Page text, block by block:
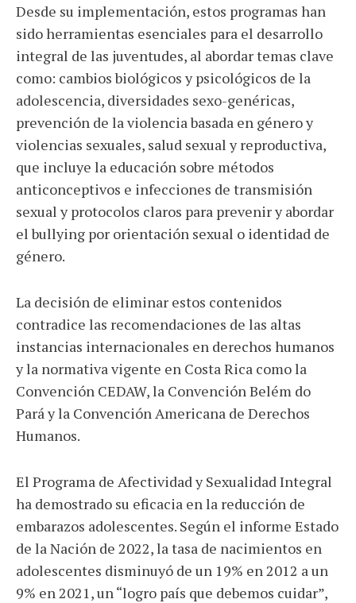
Desde su implementación, estos programas han
sido herramientas esenciales para el desarrollo
integral de las juventudes, al abordar temas clave
como: cambios biológicos y psicológicos de la
adolescencia, diversidades sexo-genéricas,
prevención de la violencia basada en género y
violencias sexuales, salud sexual y reproductiva,
que incluye la educación sobre métodos
anticonceptivos e infecciones de transmisión
sexual y protocolos claros para prevenir y abordar
el bullying por orientación sexual o identidad de
género.
La decisión de eliminar estos contenidos
contradice las recomendaciones de las altas
instancias internacionales en derechos humanos
y la normativa vigente en Costa Rica como la
Convención CEDAW, la Convención Belém do
Pará y la Convención Americana de Derechos
Humanos.
El Programa de Afectividad y Sexualidad Integral
ha demostrado su eficacia en la reducción de
embarazos adolescentes. Según el informe Estado
de la Nación de 2022, la tasa de nacimientos en
adolescentes disminuyó de un 19% en 2012 a un
9% en 2021, un “logro país que debemos cuidar”,